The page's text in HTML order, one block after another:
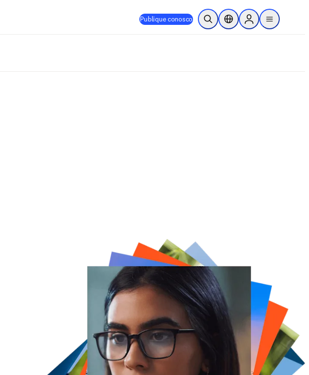
Publique conosco Pesquisa aberta
Seletor de localização
Sign in to products
menu